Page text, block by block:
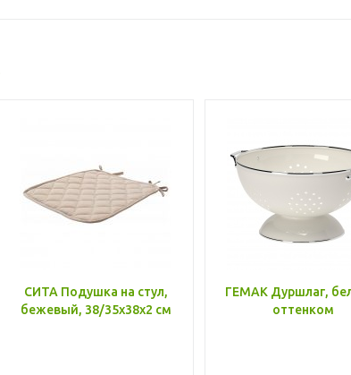
СИТА Подушка на стул,
бежевый, 38/35x38x2 см
ГЕМАК Дуршлаг,
оттенком